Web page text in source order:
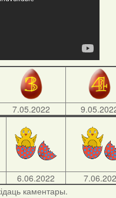
7.05.2022
6.06.2022
каментары.